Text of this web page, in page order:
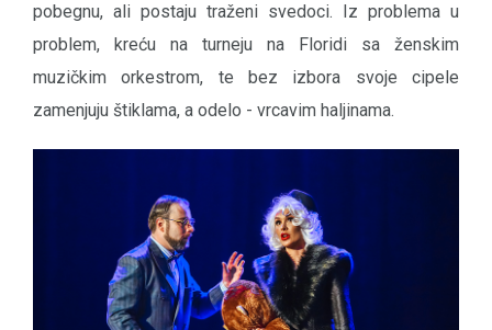
pobegnu, ali postaju traženi svedoci. Iz problema u
problem, kreću na turneju na Floridi sa ženskim
muzičkim orkestrom, te bez izbora svoje cipele
zamenjuju štiklama, a odelo - vrcavim haljinama.